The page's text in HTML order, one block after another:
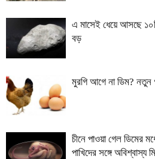
এ মাসেই ধেয়ে আসছে
বড়
মুরগি আগে না ডিম? নতুন
চীনে পাওয়া গেল ডিমের
পাখিদের সঙ্গে অবিশ্বাস্য